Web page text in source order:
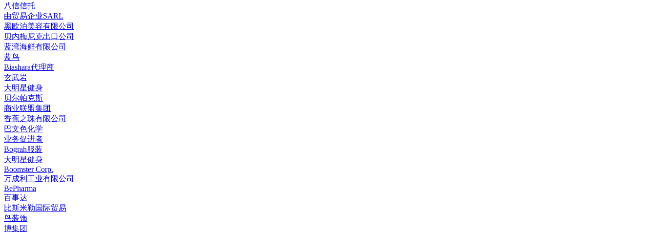
八信信托
由贸易企业SARL
黑欧泊美容有限公司
贝内梅尼克出口公司
蓝湾海鲜有限公司
蓝鸟
Biashara代理商
玄武岩
大明星健身
贝尔帕克斯
商业联盟集团
香蕉之珠有限公司
巴文色化学
业务促进者
Bograh服装
大明星健身
Boomster Corp.
万成利工业有限公司
BePharma
百事达
比斯米勒国际贸易
鸟装饰
博集团